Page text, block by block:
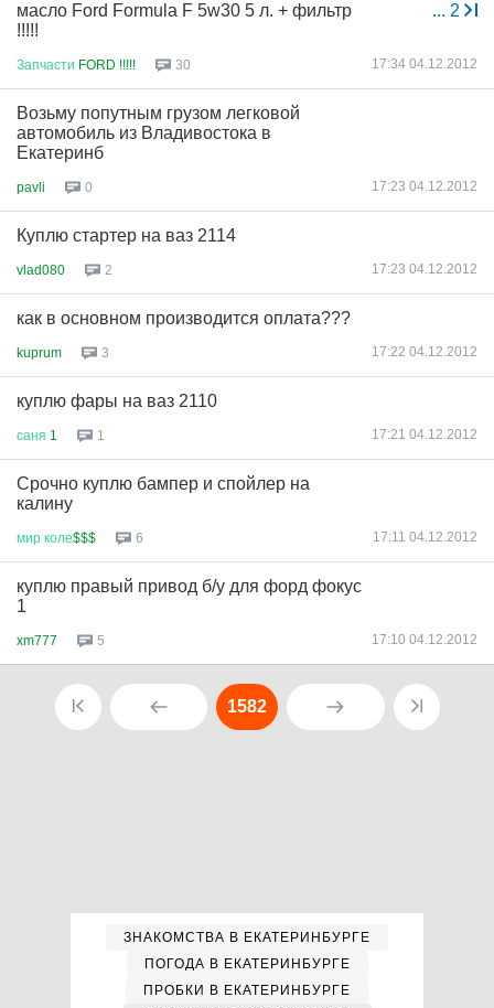
... 2
масло Ford Formula F 5w30 5 л. + фильтр
!!!!!
Запчасти FORD !!!!! 30 17:34 04.12.2012
Возьму попутным грузом легковой
автомобиль из Владивостока в
Екатеринб
pavli 0 17:23 04.12.2012
Куплю стартер на ваз 2114
vlad080 2 17:23 04.12.2012
как в основном производится оплата???
kuprum 3 17:22 04.12.2012
куплю фары на ваз 2110
саня 1 1 17:21 04.12.2012
Срочно куплю бампер и спойлер на
калину
мир коле$$$ 6 17:11 04.12.2012
куплю правый привод б/у для форд фокус
1
xm777 5 17:10 04.12.2012
1582
ЗНАКОМСТВА В ЕКАТЕРИНБУРГЕ
ПОГОДА В ЕКАТЕРИНБУРГЕ
ПРОБКИ В ЕКАТЕРИНБУРГЕ